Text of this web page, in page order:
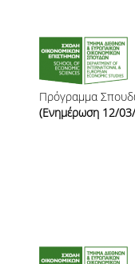
ΜΗΤΡΩΟ
Πρόγραμμα
(Ενημέρωση 12/